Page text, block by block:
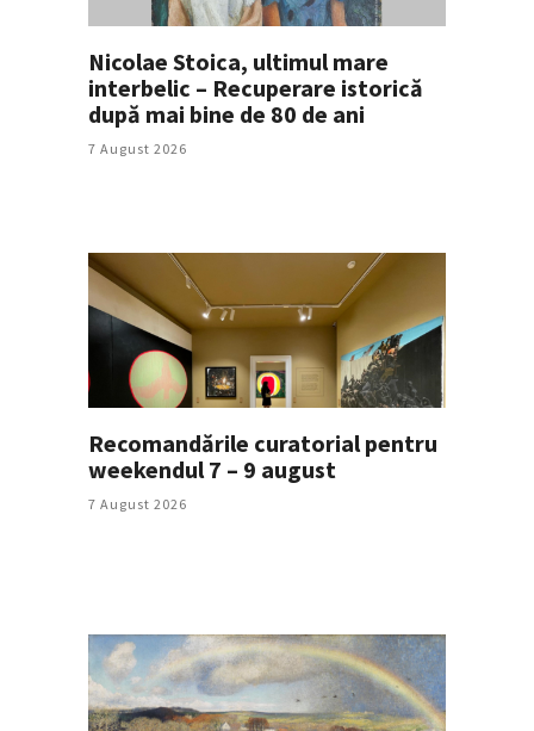
Nicolae Stoica, ultimul mare
interbelic – Recuperare istorică
după mai bine de 80 de ani
7 August 2026
Recomandările curatorial pentru
weekendul 7 – 9 august
7 August 2026